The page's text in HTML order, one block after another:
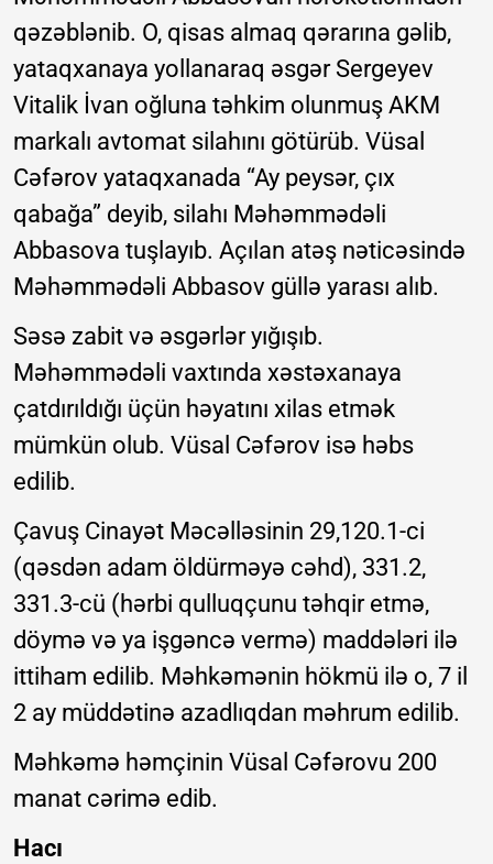
qəzəblənib. O, qisas almaq qərarına gəlib,
yataqxanaya yollanaraq əsgər Sergeyev
Vitalik İvan oğluna təhkim olunmuş AKM
markalı avtomat silahını götürüb. Vüsal
Cəfərov yataqxanada “Ay peysər, çıx
qabağa” deyib, silahı Məhəmmədəli
Abbasova tuşlayıb. Açılan atəş nəticəsində
Məhəmmədəli Abbasov güllə yarası alıb.
Səsə zabit və əsgərlər yığışıb.
Məhəmmədəli vaxtında xəstəxanaya
çatdırıldığı üçün həyatını xilas etmək
mümkün olub. Vüsal Cəfərov isə həbs
edilib.
Çavuş Cinayət Məcəlləsinin 29,120.1-ci
(qəsdən adam öldürməyə cəhd), 331.2,
331.3-cü (hərbi qulluqçunu təhqir etmə,
döymə və ya işgəncə vermə) maddələri ilə
ittiham edilib. Məhkəmənin hökmü ilə o, 7 il
2 ay müddətinə azadlıqdan məhrum edilib.
Məhkəmə həmçinin Vüsal Cəfərovu 200
manat cərimə edib.
Hacı